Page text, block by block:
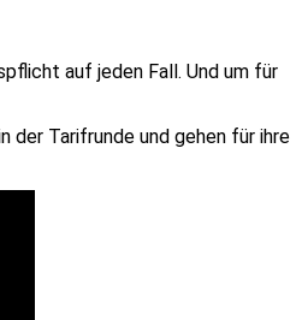
auf jeden Fall. Und um für
der Tarifrunde und gehen für ihre